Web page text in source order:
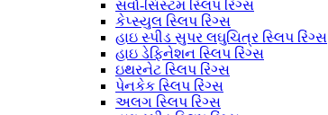
સર્વો-સિસ્ટમ સ્લિપ રિંગ્સ
કેપ્સ્યુલ સ્લિપ રિંગ્સ
હાઇ સ્પીડ સુપર લઘુચિત્ર સ્લિપ રિંગ્સ
હાઇ ડેફિનેશન સ્લિપ રિંગ્સ
ઇથરનેટ સ્લિપ રિંગ્સ
પેનકેક સ્લિપ રિંગ્સ
અલગ સ્લિપ રિંગ્સ